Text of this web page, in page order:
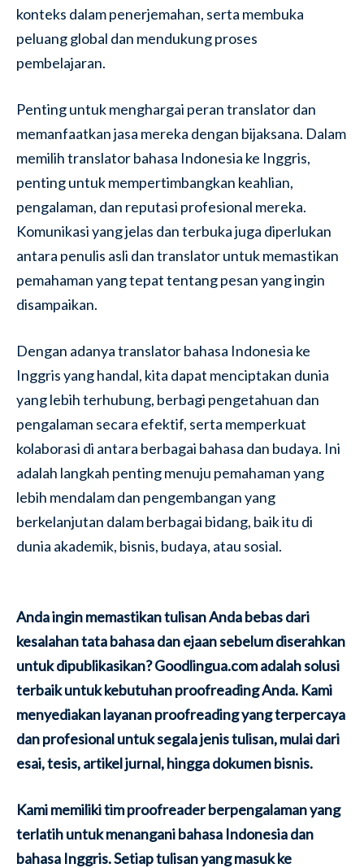
konteks dalam penerjemahan, serta membuka
peluang global dan mendukung proses
pembelajaran.
Penting untuk menghargai peran translator dan
memanfaatkan jasa mereka dengan bijaksana. Dalam
memilih translator bahasa Indonesia ke Inggris,
penting untuk mempertimbangkan keahlian,
pengalaman, dan reputasi profesional mereka.
Komunikasi yang jelas dan terbuka juga diperlukan
antara penulis asli dan translator untuk memastikan
pemahaman yang tepat tentang pesan yang ingin
disampaikan.
Dengan adanya translator bahasa Indonesia ke
Inggris yang handal, kita dapat menciptakan dunia
yang lebih terhubung, berbagi pengetahuan dan
pengalaman secara efektif, serta memperkuat
kolaborasi di antara berbagai bahasa dan budaya. Ini
adalah langkah penting menuju pemahaman yang
lebih mendalam dan pengembangan yang
berkelanjutan dalam berbagai bidang, baik itu di
dunia akademik, bisnis, budaya, atau sosial.
Anda ingin memastikan tulisan Anda bebas dari
kesalahan tata bahasa dan ejaan sebelum diserahkan
untuk dipublikasikan? Goodlingua.com adalah solusi
terbaik untuk kebutuhan proofreading Anda. Kami
menyediakan layanan proofreading yang terpercaya
dan profesional untuk segala jenis tulisan, mulai dari
esai, tesis, artikel jurnal, hingga dokumen bisnis.
Kami memiliki tim proofreader berpengalaman yang
terlatih untuk menangani bahasa Indonesia dan
bahasa Inggris. Setiap tulisan yang masuk ke